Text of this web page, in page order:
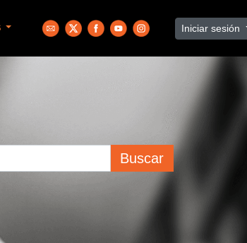
Iniciar sesión
Buscar